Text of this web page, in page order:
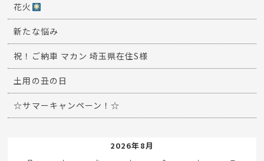
花火
新たな悩み
祝！ご納車 マカン 埼玉県在住S様
土用の丑の日
☆サマーキャンペーン！☆
2026年8月